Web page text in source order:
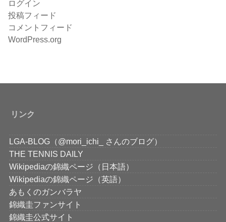
ログイン
投稿フィード
コメントフィード
WordPress.org
リンク
LGA-BLOG（@mori_ichi_ さんのブログ）
THE TENNIS DAILY
Wikipediaの錦織ページ（日本語）
Wikipediaの錦織ページ（英語）
あもくのガンバラヤ
錦織圭ファンサイト
錦織圭公式サイト